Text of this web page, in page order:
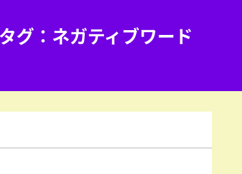
タグ：ネガティブワード